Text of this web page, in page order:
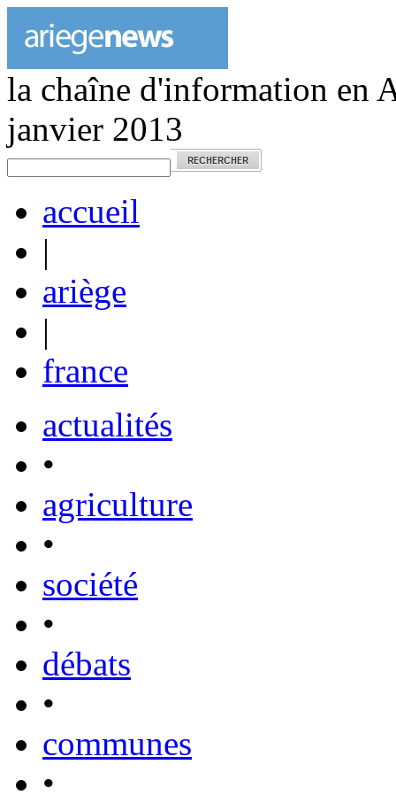
la chaîne d'information en
janvier 2013
accueil
|
ariège
|
france
actualités
•
agriculture
•
société
•
débats
•
communes
•